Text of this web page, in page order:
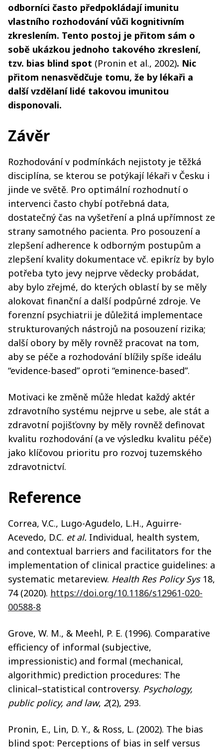
odborníci často předpokládají imunitu
vlastního rozhodování vůči kognitivním
zkreslením. Tento postoj je přitom sám o
sobě ukázkou jednoho takového zkreslení,
tzv. bias blind spot (Pronin et al., 2002). Nic
přitom nenasvědčuje tomu, že by lékaři a
další vzdělaní lidé takovou imunitou
disponovali.
Závěr
Rozhodování v podmínkách nejistoty je těžká
disciplína, se kterou se potýkají lékaři v Česku i
jinde ve světě. Pro optimální rozhodnutí o
intervenci často chybí potřebná data,
dostatečný čas na vyšetření a plná upřímnost ze
strany samotného pacienta. Pro posouzení a
zlepšení adherence k odborným postupům a
zlepšení kvality dokumentace vč. epikríz by bylo
potřeba tyto jevy nejprve vědecky probádat,
aby bylo zřejmé, do kterých oblastí by se měly
alokovat finanční a další podpůrné zdroje. Ve
forenzní psychiatrii je důležitá implementace
strukturovaných nástrojů na posouzení rizika;
další obory by měly rovněž pracovat na tom,
aby se péče a rozhodování blížily spíše ideálu
“evidence-based” oproti “eminence-based”.
Motivaci ke změně může hledat každý aktér
zdravotního systému nejprve u sebe, ale stát a
zdravotní pojišťovny by měly rovněž definovat
kvalitu rozhodování (a ve výsledku kvalitu péče)
jako klíčovou prioritu pro rozvoj tuzemského
zdravotnictví.
Reference
Correa, V.C., Lugo-Agudelo, L.H., Aguirre-
Acevedo, D.C. et al. Individual, health system,
and contextual barriers and facilitators for the
implementation of clinical practice guidelines: a
systematic metareview. Health Res Policy Sys18,
74 (2020). https://doi.org/10.1186/s12961-020-
00588-8
Grove, W. M., & Meehl, P. E. (1996). Comparative
efficiency of informal (subjective,
impressionistic) and formal (mechanical,
algorithmic) prediction procedures: The
clinical–statistical controversy. Psychology,
public policy, and law, 2(2), 293.
Pronin, E., Lin, D. Y., & Ross, L. (2002). The bias
blind spot: Perceptions of bias in self versus